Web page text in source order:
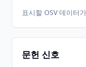
CRAN
CRAN
표시할 OSV 데이터
문헌 신호